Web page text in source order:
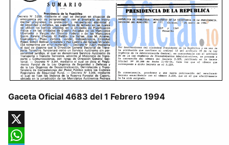
Gaceta Oficial 4683 del 1 Febrero 1994
X